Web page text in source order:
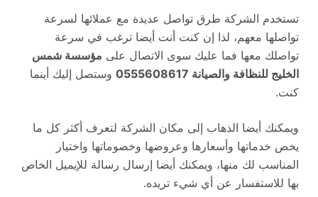
تستخدم الشركة طرق تواصل عديدة مع عملائها لسرعة
تواصلها معهم، لذا إن كنت أنت أيضا ترغب في سرعة
تواصلك معها فما عليك سوى الاتصال على مؤسسة شمس
الخليج للنظافة والصيانة 0555608617
وستصل إليك أينما
كنت.
ويمكنك أيضا الذهاب إلى مكان الشركة لتعرف أكثر كل ما
يخص خدماتها وأسعارها وعروضها وخصوماتها واختيار
المناسب لك منها، ويمكنك أيضا إرسال رسالة للإيميل الخاص
بها للاستفسار عن أي شيء تريده.